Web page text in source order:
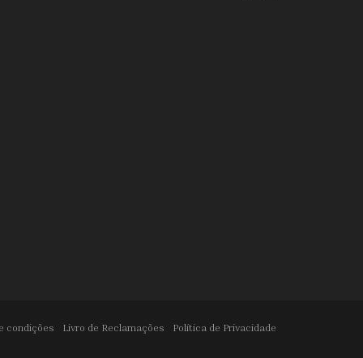
condições Livro de Reclamações Política de Privacidade